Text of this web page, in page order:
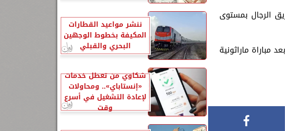
الرجال بمستوى
ماراثونية
ننشر مواعيد القطارات
المكيفة بخطوط الوجهين
البحري والقبلي
شكاوي من تعطل خدمات
«إنستاباي».. ومحاولات
لإعادة التشغيل في أسرع
وقت